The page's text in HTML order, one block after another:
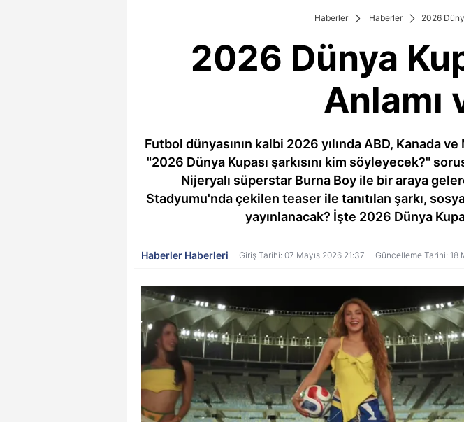
Haberler Haberler 2026
2026 Dünya
Anlamı
Futbol dünyasının kalbi 2026 yılında ABD, Kanada
"2026 Dünya Kupası şarkısını kim söyleyecek?"
Nijeryalı süperstar Burna Boy ile bir araya
Stadyumu'nda çekilen teaser ile tanıtılan şarkı,
yayınlanacak? İşte 2026 Dünya
Haberler Haberleri Giriş Tarihi: 07 Mayıs 2026 21:37 Güncelleme Tarihi: 18